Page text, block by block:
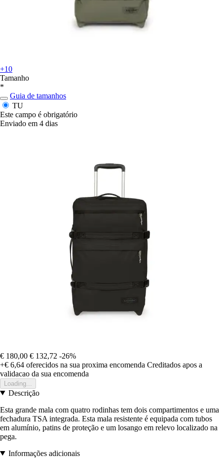
+10
Tamanho
*
Guia de tamanhos
TU
Este campo é obrigatório
Enviado em 4 dias
€ 180,00 € 132,72 -26%
+€ 6,64 oferecidos na sua proxima encomenda Creditados apos a
validacao da sua encomenda
Loading...
Descrição
Esta grande mala com quatro rodinhas tem dois compartimentos e uma
fechadura TSA integrada. Esta mala resistente é equipada com tubos
em alumínio, patins de proteção e um losango em relevo localizado na
pega.
Informações adicionais